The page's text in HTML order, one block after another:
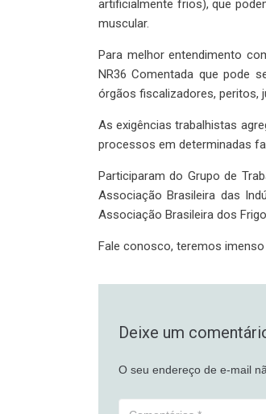
artificialmente frios), que
muscular.
Para melhor entendimento
NR36 Comentada que pode
órgãos fiscalizadores, peritos,
As exigências trabalhistas
processos em determinadas
Participaram do Grupo de
Associação Brasileira das
Associação Brasileira dos
Fale conosco, teremos
Deixe um
O seu endereço de e-mail